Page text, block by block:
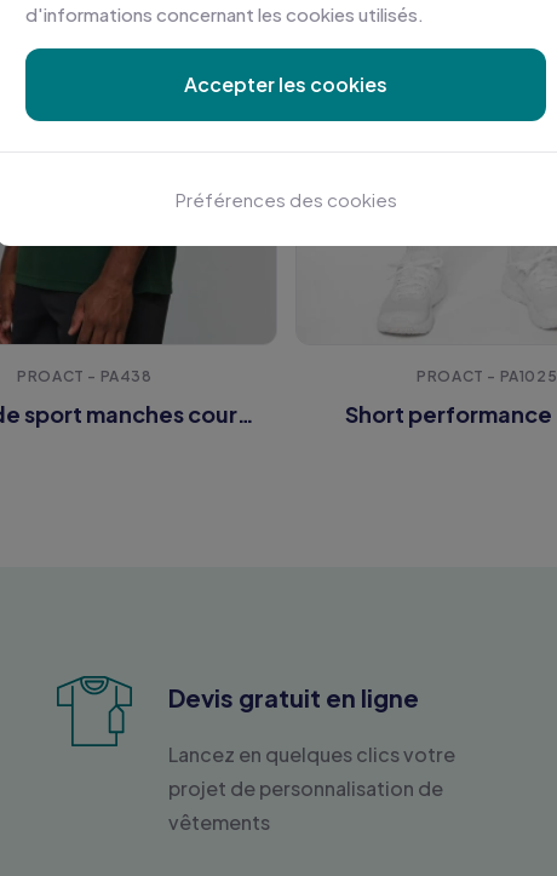
PROACT - PA438
T-shirt de sport manches courtes homme
PROACT - PA1025
Short
Devis gratuit en ligne
Lancez en quelques clics votre
projet de personnalisation de
vêtements
d'informations concernant les cookies utilisés.
Accepter les cookies
Préférences des cookies